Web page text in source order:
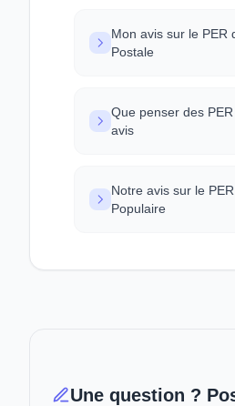
Mon avis sur le PER
Postale
Que penser des
avis
Notre avis sur le
Populaire
Une question ?